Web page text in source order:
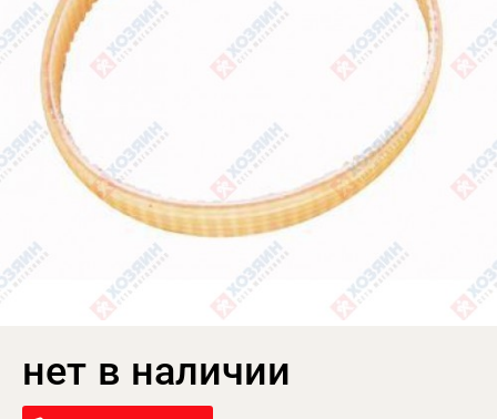
нет в наличии